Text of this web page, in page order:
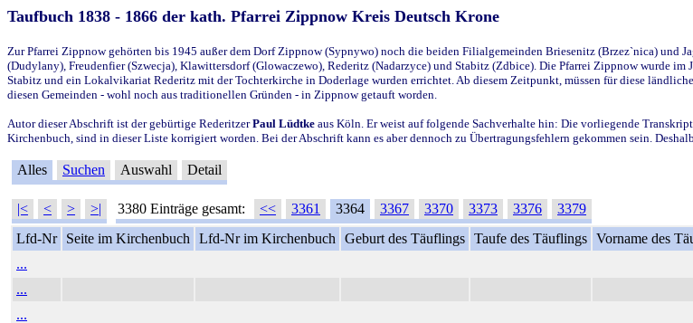
Taufbuch 1838 - 1866 der kath. Pfarrei Zippnow Kreis Deutsch Krone
Zur Pfarrei Zippnow gehörten bis 1945 außer dem Dorf Zippnow (Sypnywo) noch die beiden Filialgemeinden Briesenitz (Brzez`nica) und
(Dudylany), Freudenfier (Szwecja), Klawittersdorf (Glowaczewo), Rederitz (Nadarzyce) und Stabitz (Zdbice). Die Pfarrei Zippnow wurde
Stabitz und ein Lokalvikariat Rederitz mit der Tochterkirche in Doderlage wurden errichtet. Ab diesem Zeitpunkt, müssen für diese
diesen Gemeinden - wohl noch aus traditionellen Gründen - in Zippnow getauft worden.
Autor dieser Abschrift ist der gebürtige RederitzerPaul Lüdtke aus Köln. Er weist auf folgende Sachverhalte hin: Die vorliegende
Kirchenbuch, sind in dieser Liste korrigiert worden. Bei der Abschrift kann es aber dennoch zu Übertragungsfehlern gekommen sein.
Alles Suchen Auswahl Detail
|< < > >| 3380 Einträge gesamt: << 3361 3364 3367 3370 3373 3376
3379
Lfd-Nr
Seite im Kirchenbuch Lfd-Nr im Kirchenbuch Geburt des Täuflings Taufe des Täuflings Vorname des
...
...
...